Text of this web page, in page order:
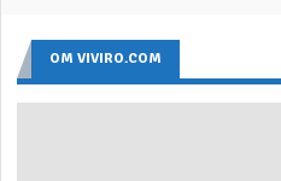
OM VIVIRO.COM